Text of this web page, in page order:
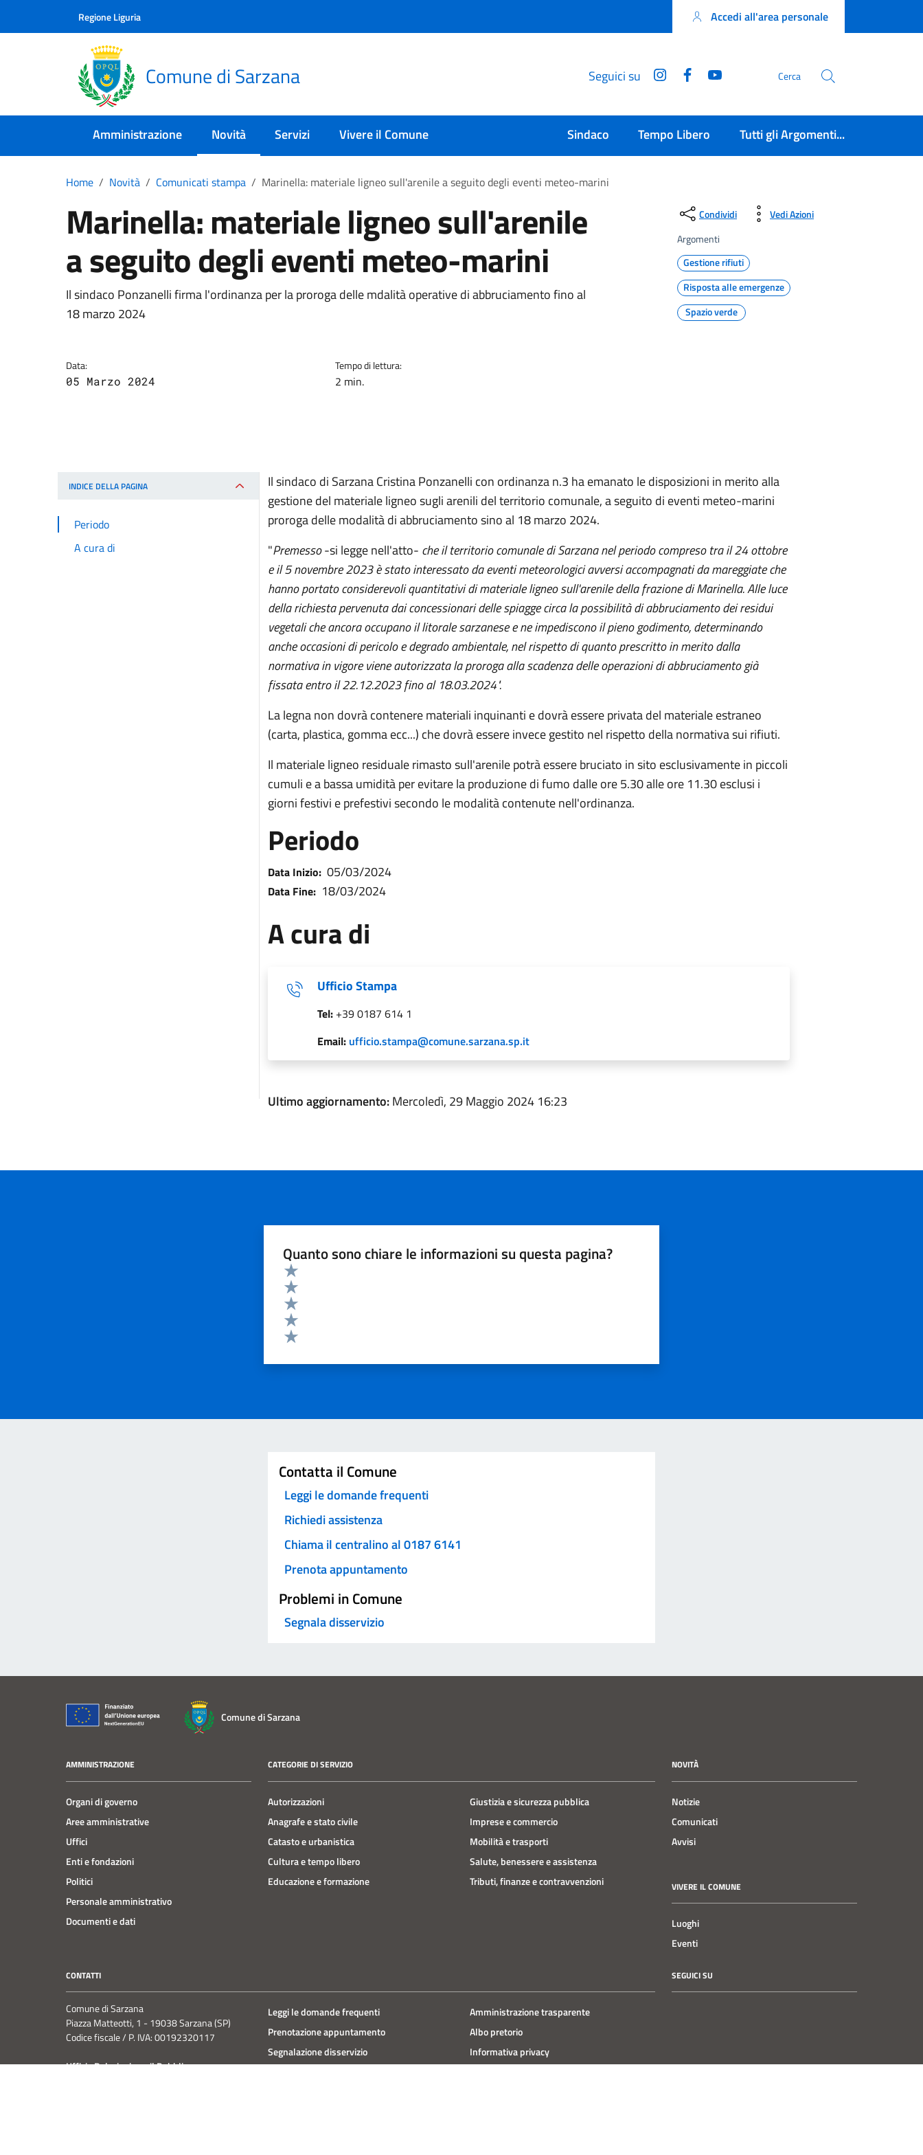
Regione Liguria Accedi all'area personale
Comune di Sarzana Seguici su InstagramFacebook Cerca
Amministrazione Novità Servizi Vivere il Comune Sindaco Tempo Libero Tutti gli Argomenti...
Home Novità Comunicati stampa Marinella: materiale ligneo sull'arenile a seguito degli eventi meteo-marini
Marinella: materiale ligneo sull'arenile
a seguito degli eventi meteo-marini
Il sindaco Ponzanelli firma l'ordinanza per la proroga delle mdalità operative di abbruciamento fino al
18 marzo 2024
Data:
05 Marzo 2024
Tempo di lettura:
2 min.
Condividi
Vedi Azioni
Argomenti
Gestione rifiuti
Risposta alle emergenze
Spazio verde
INDICE DELLA PAGINA
Periodo
A cura di
Il sindaco di Sarzana Cristina Ponzanelli con ordinanza n.3 ha emanato le disposizioni in merito alla
gestione del materiale ligneo sugli arenili del territorio comunale, a seguito di eventi meteo-marini
proroga delle modalità di abbruciamento sino al 18 marzo 2024.
"Premesso-si legge nell'atto- che il territorio comunale di Sarzana nel periodo compreso tra il 24 ottobre
e il 5 novembre 2023 è stato interessato da eventi meteorologici avversi accompagnati da mareggiate che
hanno portato considerevoli quantitativi di materiale ligneo sull'arenile della frazione di Marinella. Alle luce
della richiesta pervenuta dai concessionari delle spiagge circa la possibilità di abbruciamento dei residui
vegetali che ancora occupano il litorale sarzanese e ne impediscono il pieno godimento, determinando
anche occasioni di pericolo e degrado ambientale, nel rispetto di quanto prescritto in merito dalla
normativa in vigore viene autorizzata la proroga alla scadenza delle operazioni di abbruciamento già
fissata entro il 22.12.2023 fino al 18.03.2024".
La legna non dovrà contenere materiali inquinanti e dovrà essere privata del materiale estraneo
(carta, plastica, gomma ecc...) che dovrà essere invece gestito nel rispetto della normativa sui rifiuti.
Il materiale ligneo residuale rimasto sull'arenile potrà essere bruciato in sito esclusivamente in piccoli
cumuli e a bassa umidità per evitare la produzione di fumo dalle ore 5.30 alle ore 11.30 esclusi i
giorni festivi e prefestivi secondo le modalità contenute nell'ordinanza.
Periodo
Data Inizio: 05/03/2024
Data Fine: 18/03/2024
A cura di
Ufficio Stampa
Tel: +39 0187 614 1
Email: ufficio.stampa@comune.sarzana.sp.it
Ultimo aggiornamento:Mercoledì, 29 Maggio 2024 16:23
Quanto sono chiare le informazioni su questa pagina?
Valuta da 1 a 5 stelle la pagina
Valuta 5 stelle su 5
Valuta 4 stelle su 5
Valuta 3 stelle su 5
Valuta 2 stelle su 5
Valuta 1 stelle su 5
Contatta il Comune
Leggi le domande frequenti
Richiedi assistenza
Chiama il centralino al 0187 6141
Prenota appuntamento
Problemi in Comune
Segnala disservizio
Comune di Sarzana
AMMINISTRAZIONE
Organi di governo
Aree amministrative
Uffici
Enti e fondazioni
Politici
Personale amministrativo
Documenti e dati
CATEGORIE DI SERVIZIO
Autorizzazioni
Anagrafe e stato civile
Catasto e urbanistica
Cultura e tempo libero
Educazione e formazione
Giustizia e sicurezza pubblica
Imprese e commercio
Mobilità e trasporti
Salute, benessere e assistenza
Tributi, finanze e contravvenzioni
NOVITÀ
Notizie
Comunicati
Avvisi
VIVERE IL COMUNE
Luoghi
Eventi
CONTATTI
Comune di Sarzana
Piazza Matteotti, 1 - 19038 Sarzana (SP)
Codice fiscale / P. IVA: 00192320117
Ufficio Relazioni con il Pubblico
Leggi le domande frequenti
Prenotazione appuntamento
Segnalazione disservizio
Amministrazione trasparente
Albo pretorio
Informativa privacy
SEGUICI SU